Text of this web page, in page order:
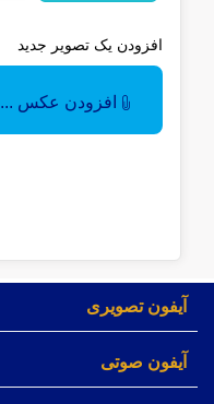
افزودن یک تصویر جدید
افزودن عکس ...
آیفون تصویری
آیفون صوتی